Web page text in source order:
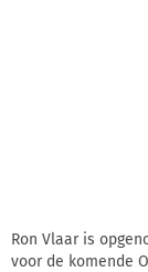
Ron Vlaar is
voor de komende